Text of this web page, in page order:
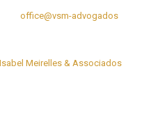
office@vsm-advogados